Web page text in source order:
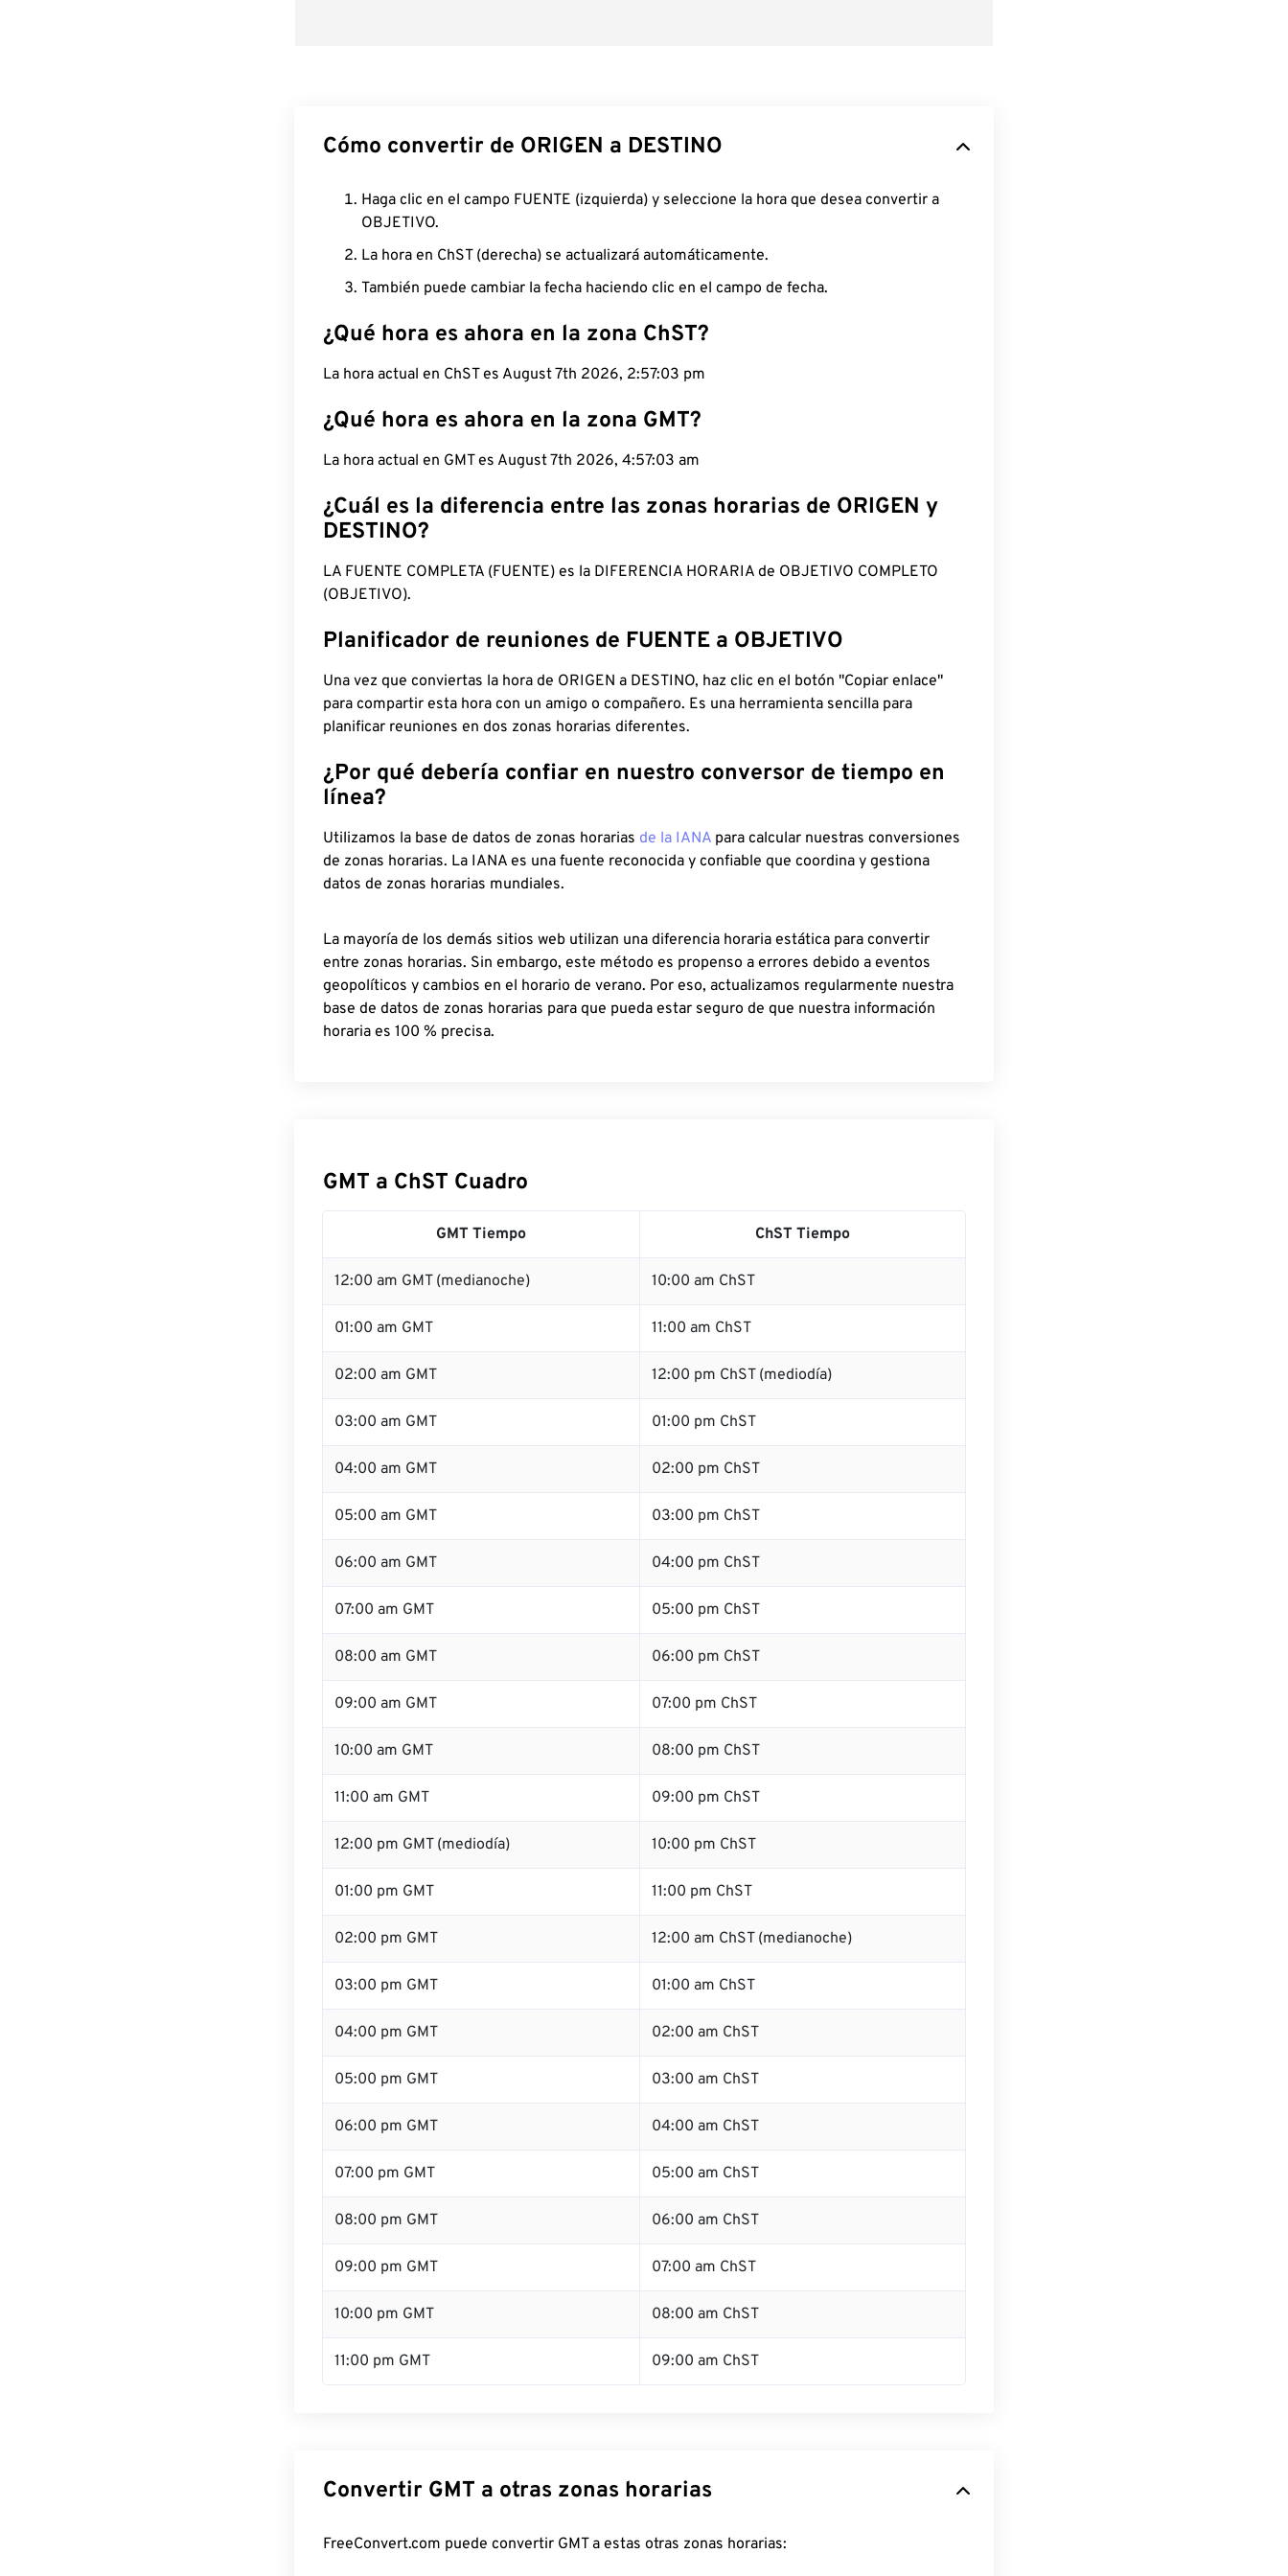
Cómo convertir de ORIGEN a DESTINO
Haga clic en el campo FUENTE (izquierda) y seleccione la hora que desea convertir a
OBJETIVO.
La hora en ChST (derecha) se actualizará automáticamente.
También puede cambiar la fecha haciendo clic en el campo de fecha.
¿Qué hora es ahora en la zona ChST?
La hora actual en ChST es August 7th 2026, 2:57:04 pm
¿Qué hora es ahora en la zona GMT?
La hora actual en GMT es August 7th 2026, 4:57:04 am
¿Cuál es la diferencia entre las zonas horarias de ORIGEN y
DESTINO?
LA FUENTE COMPLETA (FUENTE) es la DIFERENCIA HORARIA de OBJETIVO COMPLETO
(OBJETIVO).
Planificador de reuniones de FUENTE a OBJETIVO
Una vez que conviertas la hora de ORIGEN a DESTINO, haz clic en el botón "Copiar enlace"
para compartir esta hora con un amigo o compañero. Es una herramienta sencilla para
planificar reuniones en dos zonas horarias diferentes.
¿Por qué debería confiar en nuestro conversor de tiempo en
línea?
Utilizamos la base de datos de zonas horarias de la IANA para calcular nuestras conversiones
de zonas horarias. La IANA es una fuente reconocida y confiable que coordina y gestiona
datos de zonas horarias mundiales.
La mayoría de los demás sitios web utilizan una diferencia horaria estática para convertir
entre zonas horarias. Sin embargo, este método es propenso a errores debido a eventos
geopolíticos y cambios en el horario de verano. Por eso, actualizamos regularmente nuestra
base de datos de zonas horarias para que pueda estar seguro de que nuestra información
horaria es 100 % precisa.
GMT a ChST Cuadro
GMT Tiempo ChST Tiempo
12:00 am GMT (medianoche) 10:00 am ChST
01:00 am GMT 11:00 am ChST
02:00 am GMT 12:00 pm ChST (mediodía)
03:00 am GMT 01:00 pm ChST
04:00 am GMT 02:00 pm ChST
05:00 am GMT 03:00 pm ChST
06:00 am GMT 04:00 pm ChST
07:00 am GMT 05:00 pm ChST
08:00 am GMT 06:00 pm ChST
09:00 am GMT 07:00 pm ChST
10:00 am GMT 08:00 pm ChST
11:00 am GMT 09:00 pm ChST
12:00 pm GMT (mediodía) 10:00 pm ChST
01:00 pm GMT 11:00 pm ChST
02:00 pm GMT 12:00 am ChST (medianoche)
03:00 pm GMT 01:00 am ChST
04:00 pm GMT 02:00 am ChST
05:00 pm GMT 03:00 am ChST
06:00 pm GMT 04:00 am ChST
07:00 pm GMT 05:00 am ChST
08:00 pm GMT 06:00 am ChST
09:00 pm GMT 07:00 am ChST
10:00 pm GMT 08:00 am ChST
11:00 pm GMT 09:00 am ChST
Convertir GMT a otras zonas horarias
FreeConvert.com puede convertir GMT a estas otras zonas horarias: